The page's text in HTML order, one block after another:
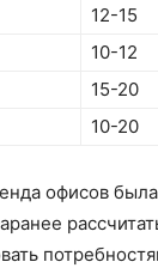
12-15
10-12
15-20
10-20
офисов